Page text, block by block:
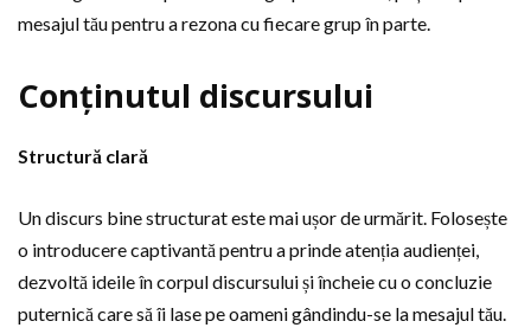
mesajul tău pentru a rezona cu fiecare grup în parte.
Conținutul discursului
Structură clară
Un discurs bine structurat este mai ușor de urmărit. Folosește
o introducere captivantă pentru a prinde atenția audienței,
dezvoltă ideile în corpul discursului și încheie cu o concluzie
puternică care să îi lase pe oameni gândindu-se la mesajul tău.